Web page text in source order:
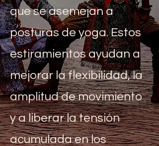
que se asemejan a
posturas de yoga. Estos
estiramientos ayudan a
mejorar la flexibilidad, la
amplitud de movimiento
y a liberar la tensión
acumulada en los